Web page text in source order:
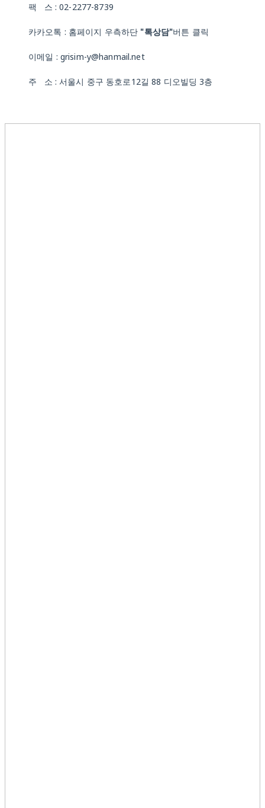
팩 스 : 02-2277-8739
카카오톡 : 홈페이지 우측하단 "톡상담"버튼 클릭
이메일 : grisim-y@hanmail.net
주 소 : 서울시 중구 동호로12길 88 디오빌딩 3층